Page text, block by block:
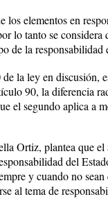
los elementos en
lo tanto se considera
de la responsabilidad
la ley en discusión,
90, la diferencia
el segundo aplica a
plantea que el
del
y cuando no
al tema de